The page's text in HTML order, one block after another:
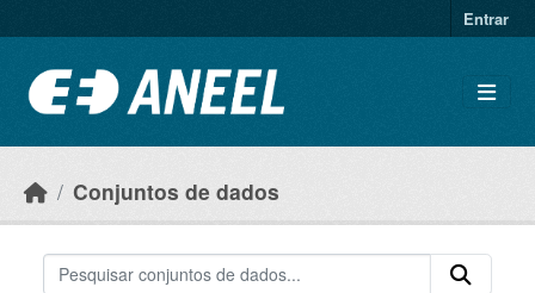
Entrar
Conjuntos de dados